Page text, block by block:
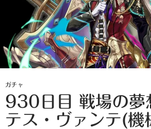
ガチャ
930日目 戦場の夢
テス・ヴァンテ(機